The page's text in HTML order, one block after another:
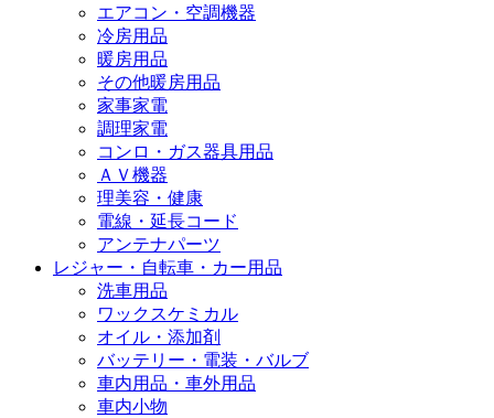
エアコン・空調機器
冷房用品
暖房用品
その他暖房用品
家事家電
調理家電
コンロ・ガス器具用品
ＡＶ機器
理美容・健康
電線・延長コード
アンテナパーツ
レジャー・自転車・カー用品
洗車用品
ワックスケミカル
オイル・添加剤
バッテリー・電装・バルブ
車内用品・車外用品
車内小物